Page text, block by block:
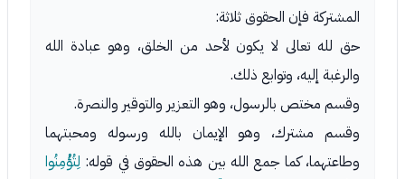
المشتركة فإن الحقوق ثلاثة:
حق لله تعالى لا يكون لأحد من الخلق، وهو عبادة الله
والرغبة إليه، وتوابع ذلك.
وقسم مختص بالرسول، وهو التعزير والتوقير والنصرة.
وقسم مشترك، وهو الإيمان بالله ورسوله ومحبتهما
وطاعتهما، كما جمع الله بين هذه الحقوق في قوله: لِتُؤْمِنُوا